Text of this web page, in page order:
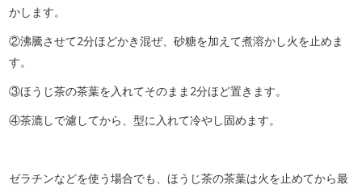
かします。
②沸騰させて2分ほどかき混ぜ、砂糖を加えて煮溶かし火を止めま
す。
③ほうじ茶の茶葉を入れてそのまま2分ほど置きます。
④茶漉しで濾してから、型に入れて冷やし固めます。
ゼラチンなどを使う場合でも、ほうじ茶の茶葉は火を止めてから最